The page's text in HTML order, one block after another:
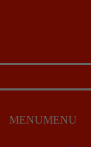
MENUMENU